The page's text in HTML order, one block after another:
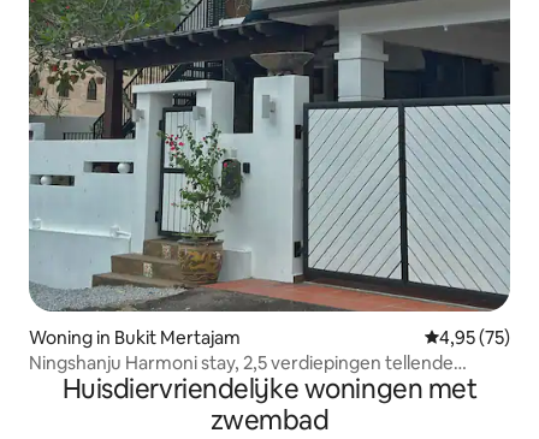
Woning in Bukit Mertajam Gemiddelde
4,95 (75)
Ningshanju Harmoni stay, 2,5 verdiepingen tellende
bungalow met vijf slaapkamers en vier badkamers,
centraal gelegen aan de voet van de berg
Huisdiervriendelijke woningen met
zwembad